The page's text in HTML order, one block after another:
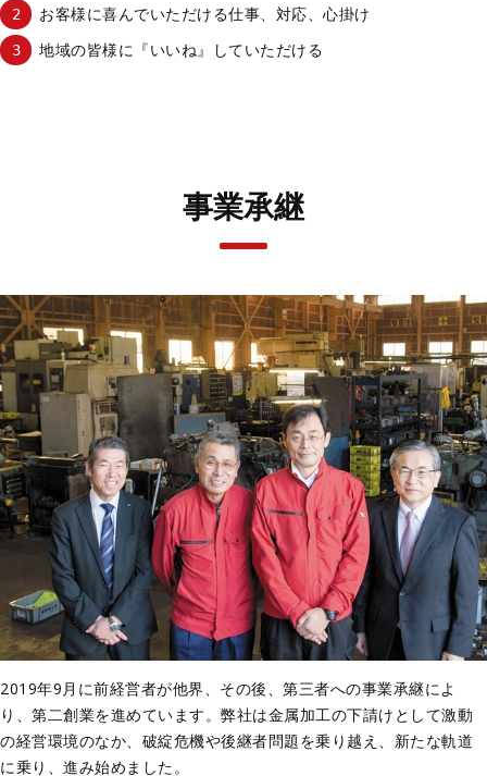
お客様に喜んでいただける仕事、対応、心掛け
地域の皆様に『いいね』していただける
事業承継
2019年9月に前経営者が他界、その後、第三者への事業承継によ
り、第二創業を進めています。弊社は金属加工の下請けとして激動
の経営環境のなか、破綻危機や後継者問題を乗り越え、新たな軌道
に乗り、進み始めました。